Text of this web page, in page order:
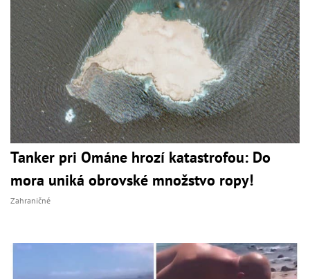
Tanker pri Ománe hrozí katastrofou: Do
mora uniká obrovské množstvo ropy!
Zahraničné